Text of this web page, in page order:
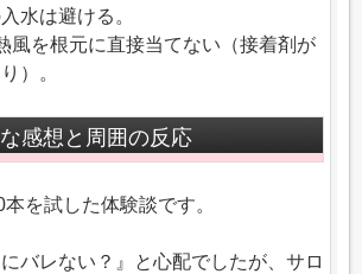
水は避ける。
風を根元に直接当てない（接着剤が
）。
感想と周囲の反応
を試した体験談です。
にバレない？』と心配でしたが、サロ